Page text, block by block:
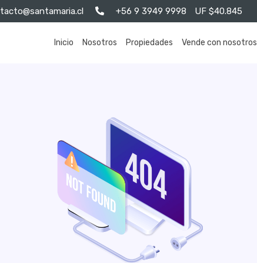
+56 9 3949 9998 UF $40.845
Inicio Nosotros Propiedades Vende con nosotros